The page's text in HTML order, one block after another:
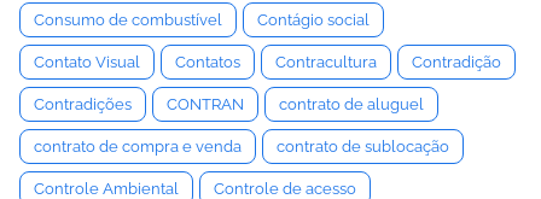
Consumo de combustível Contágio social
Contato Visual Contatos Contracultura Contradição
Contradições CONTRAN contrato de aluguel
contrato de compra e venda contrato de sublocação
Controle Ambiental Controle de acesso